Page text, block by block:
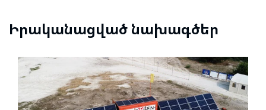
Իրականացված նախագծեր